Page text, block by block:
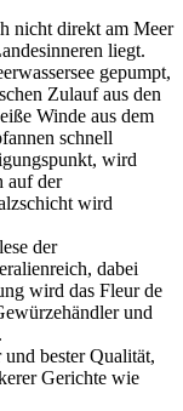
nicht direkt am Meer
liegt.
gepumpt,
Zulauf aus den
Winde aus dem
schnell
wird
auf der
wird
der
dabei
wird das Fleur de
und
bester Qualität,
Gerichte wie